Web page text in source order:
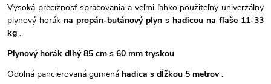
Vysoká precíznosť spracovania a veľmi ľahko použiteľný univerzálny
plynový horák na propán-butánový plyn s hadicou na fľaše 11-33
kg .
Plynový horák dlhý 85 cm s 60 mm tryskou
Odolná pancierovaná gumená hadica s dĺžkou 5 metrov.